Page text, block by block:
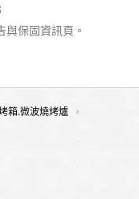
保固資訊頁。
箱.微波燒烤爐